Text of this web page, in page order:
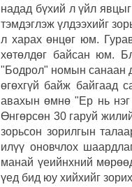
надад бүхий л үйл
тэмдэглэж үлдээхийг
л харах өнцөг юм.
хөтөлдөг байсан юм.
"Бодрол" номын санаан
өгөхгүй байж байгаад
авахын өмнө "Ер нь нэг
Өнгөрсөн 30 гаруй
зорьсон зорилгын
илүү оновчлох
манай үеийнхний
үед бид юу хийхийг